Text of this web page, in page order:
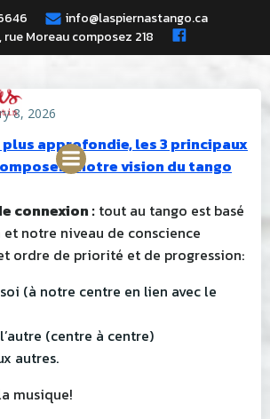
Skip
to
content
info@laspiernastango.ca
rue Moreau composez 218
8, 2026
approfondie, les 3 principaux
notre vision du tango
connexion : tout au tango est basé
notre niveau de conscience
ordre de priorité et de progression:
(à notre centre en lien avec le
(centre à centre)
autres.
musique!